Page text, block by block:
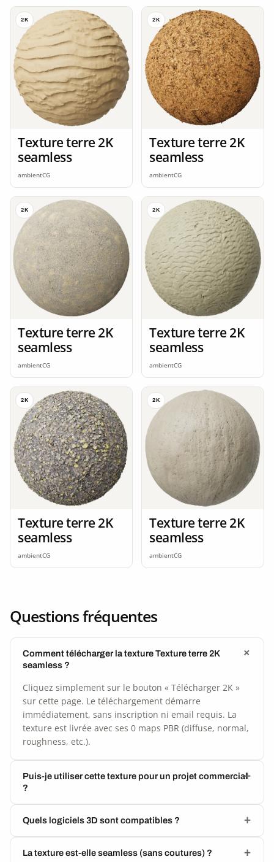
2K
Texture terre 2K
seamless
ambientCG
2K
Texture terre 2K
seamless
ambientCG
2K
Texture terre 2K
seamless
ambientCG
2K
Texture terre 2K
seamless
ambientCG
2K
Texture terre 2K
seamless
ambientCG
2K
Texture terre 2K
seamless
ambientCG
Questions fréquentes
Comment télécharger la texture Texture terre 2K
seamless ?
Cliquez simplement sur le bouton « Télécharger 2K »
sur cette page. Le téléchargement démarre
immédiatement, sans inscription ni email requis. La
texture est livrée avec ses 0 maps PBR (diffuse, normal,
roughness, etc.).
Puis-je utiliser cette texture pour un projet commercial
?
Quels logiciels 3D sont compatibles ?
La texture est-elle seamless (sans coutures) ?